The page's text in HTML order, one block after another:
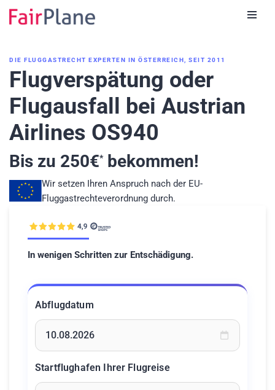
DIE FLUGGASTRECHT EXPERTEN IN ÖSTERREICH, SEIT 2011
Flugverspätung oder
Flugausfall bei Austrian
Airlines OS940
Bis zu 250€*bekommen!
Wir setzen Ihren Anspruch nach der EU-
Fluggastrechteverordnung durch.
In wenigen Schritten zur Entschädigung.
Abflugdatum
Startflughafen Ihrer Flugreise